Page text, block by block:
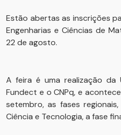
Estão abertas as inscrições
Engenharias e Ciências de
22 de agosto.
A feira é uma realização da
Fundect e o CNPq, e
setembro, as fases
Ciência e Tecnologia, a fase